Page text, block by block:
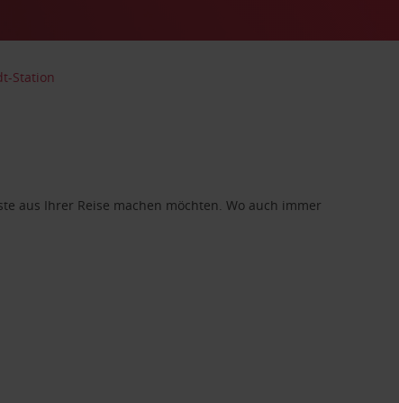
Station
aus Ihrer Reise machen möchten. Wo auch immer